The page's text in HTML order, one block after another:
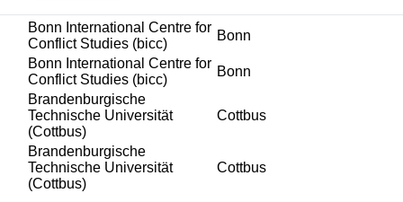
Bonn International Centre for
Conflict Studies (bicc)
Bonn
Bonn International Centre for
Conflict Studies (bicc)
Bonn
Brandenburgische
Technische Universität
(Cottbus)
Cottbus
Brandenburgische
Technische Universität
(Cottbus)
Cottbus